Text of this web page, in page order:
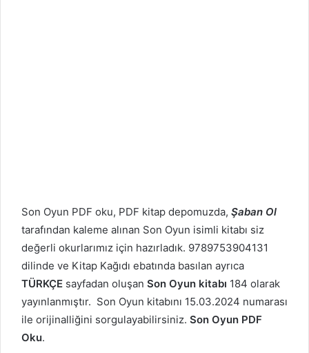
Son Oyun PDF oku, PDF kitap depomuzda, Şaban Ol
tarafından kaleme alınan Son Oyun isimli kitabı siz
değerli okurlarımız için hazırladık. 9789753904131
dilinde ve Kitap Kağıdı ebatında basılan ayrıca
TÜRKÇE sayfadan oluşan Son Oyun kitabı 184 olarak
yayınlanmıştır. Son Oyun kitabını 15.03.2024 numarası
ile orijinalliğini sorgulayabilirsiniz. Son Oyun PDF
Oku.